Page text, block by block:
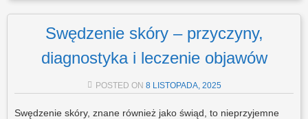
Swędzenie skóry – przyczyny,
diagnostyka i leczenie objawów
POSTED ON 8 LISTOPADA, 2025
Swędzenie skóry, znane również jako świąd, to nieprzyjemne